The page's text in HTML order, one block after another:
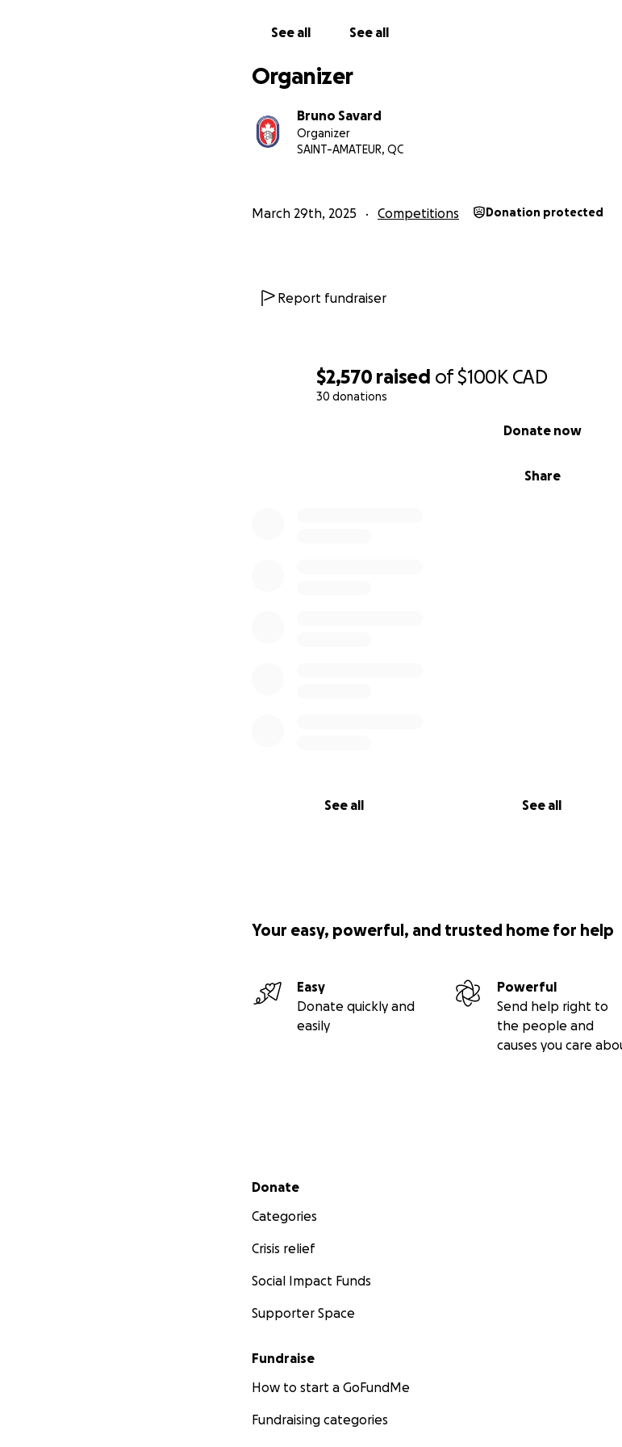
$2,570 raised of$100K CAD
30 donations
Share
Donate now
See all See all
See all See all
Organizer
Bruno Savard
Organizer
SAINT-AMATEUR, QC
March 29th, 2025 Competitions Donation protected
Report fundraiser
Your easy, powerful, and trusted home for help
Easy
Donate quickly and
easily
Powerful
Send help right to
the people and
causes you care
Secondary menu
Donate
Categories
Crisis relief
Social Impact Funds
Supporter Space
Fundraise
How to start a GoFundMe
Fundraising categories